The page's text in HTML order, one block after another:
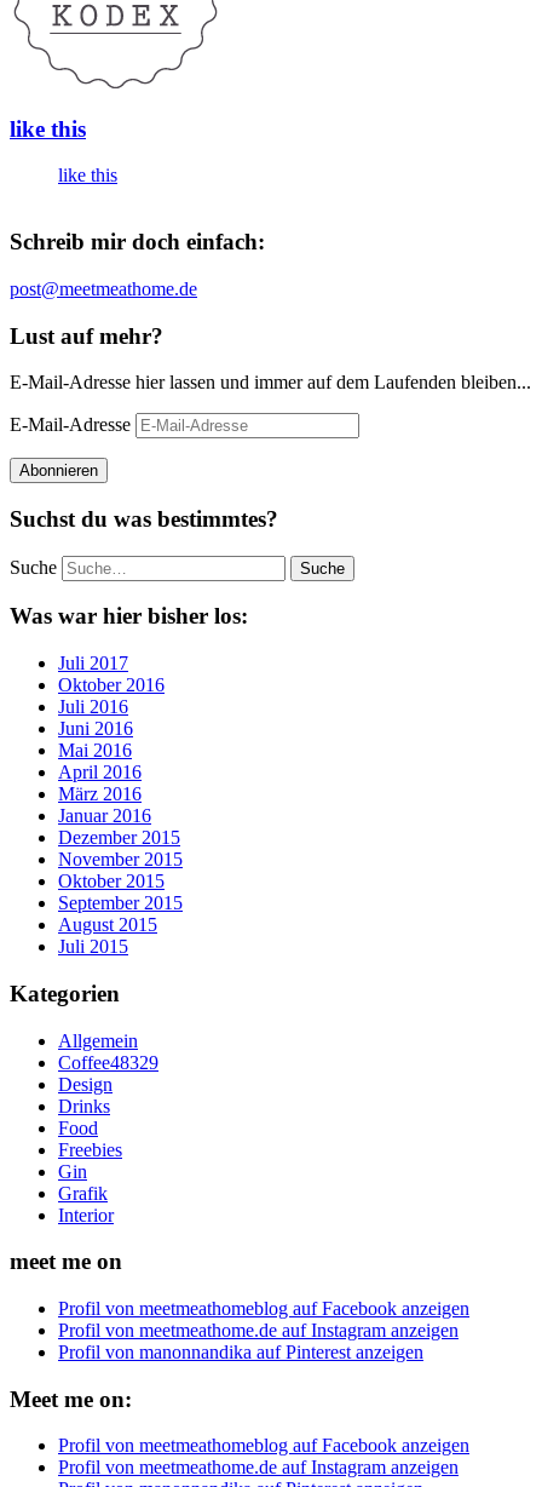
like this
like this
Schreib mir doch einfach:
post@meetmeathome.de
Lust auf mehr?
E-Mail-Adresse hier lassen und immer auf dem Laufenden bleiben...
E-Mail-Adresse
Abonnieren
Suchst du was bestimmtes?
Suche
Was war hier bisher los:
Juli 2017
Oktober 2016
Juli 2016
Juni 2016
Mai 2016
April 2016
März 2016
Januar 2016
Dezember 2015
November 2015
Oktober 2015
September 2015
August 2015
Juli 2015
Kategorien
Allgemein
Coffee48329
Design
Drinks
Food
Freebies
Gin
Grafik
Interior
meet me on
Profil von meetmeathomeblog auf Facebook anzeigen
Profil von meetmeathome.de auf Instagram anzeigen
Profil von manonnandika auf Pinterest anzeigen
Meet me on:
Profil von meetmeathomeblog auf Facebook anzeigen
Profil von meetmeathome.de auf Instagram anzeigen